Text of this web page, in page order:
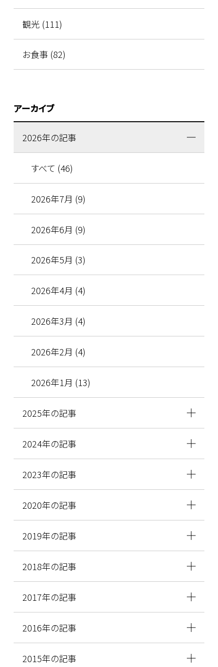
観光 (111)
お食事 (82)
アーカイブ
2026年の記事
すべて (46)
2026年7月 (9)
2026年6月 (9)
2026年5月 (3)
2026年4月 (4)
2026年3月 (4)
2026年2月 (4)
2026年1月 (13)
2025年の記事
2024年の記事
2023年の記事
2020年の記事
2019年の記事
2018年の記事
2017年の記事
2016年の記事
2015年の記事